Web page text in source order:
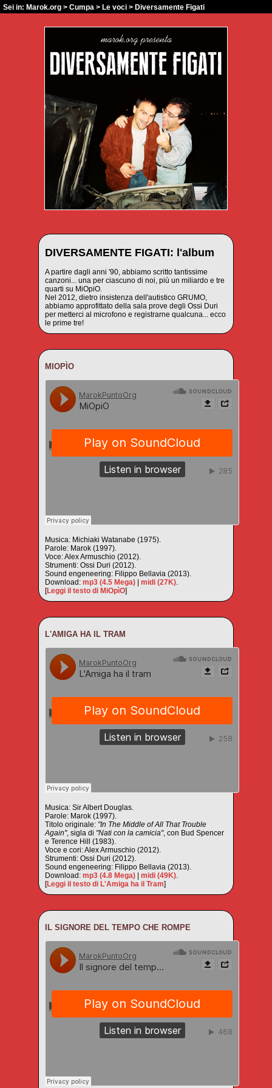
Sei in: Marok.org > Cumpa > Le voci > Diversamente Figati
DIVERSAMENTE FIGATI: l'album
A partire dagli anni '90, abbiamo scritto tantissime
canzoni... una per ciascuno di noi, più un miliardo e tre
quarti su MiOpiO.
Nel 2012, dietro insistenza dell'autistico GRUMO,
abbiamo approfittato della sala prove degli Ossi Duri
per metterci al microfono e registrarne qualcuna... ecco
le prime tre!
MIOPÌO
Musica: Michiaki Watanabe (1975).
Parole: Marok (1997).
Voce: Alex Armuschio (2012).
Strumenti: Ossi Duri (2012).
Sound engeneering: Filippo Bellavia (2013).
Download: mp3 (4.5 Mega) midi (27K).
[Leggi il testo di MiOpìO]
L'AMIGA HA IL TRAM
Musica: Sir Albert Douglas.
Parole: Marok (1997).
Titolo originale: "In The Middle of All That Trouble
Again", sigla di "Nati con la camicia", con Bud Spencer
e Terence Hill (1983).
Voce e cori: Alex Armuschio (2012).
Strumenti: Ossi Duri (2012).
Sound engeneering: Filippo Bellavia (2013).
Download: mp3 (4.8 Mega) midi (49K).
[Leggi il testo di L'Amiga ha il Tram]
IL SIGNORE DEL TEMPO CHE ROMPE